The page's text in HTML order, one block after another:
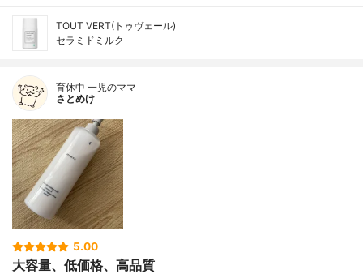
TOUT VERT(トゥヴェール)
セラミドミルク
育休中 一児のママ
さとめけ
5.00
大容量、低価格、高品質